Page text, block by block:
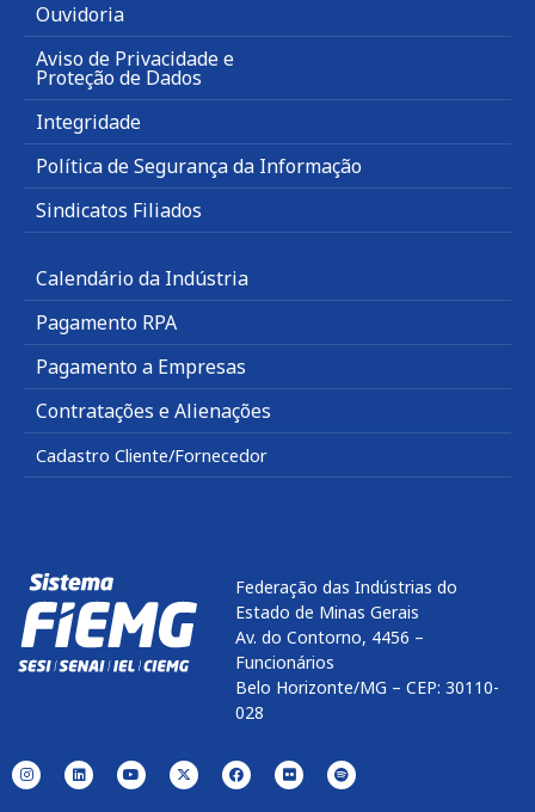
Ouvidoria
Aviso de Privacidade e
Proteção de Dados
Integridade
Política de Segurança da Informação
Sindicatos Filiados
Calendário da Indústria
Pagamento RPA
Pagamento a Empresas
Contratações e Alienações
Cadastro Cliente/Fornecedor
Federação das Indústrias do
Estado de Minas Gerais
Av. do Contorno, 4456 –
Funcionários
Belo Horizonte/MG – CEP: 30110-
028